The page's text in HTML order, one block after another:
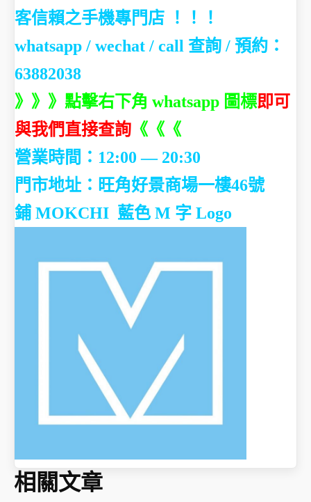
客信賴之手機專門店 ！！！
whatsapp / wechat / call 查詢 / 預約：
63882038
》》》點擊右下角 whatsapp 圖標即可
與我們直接查詢 《《《
營業時間：12:00 — 20:30
門市地址： 旺角好景商場一樓46號
鋪 MOKCHI 藍色 M 字 Logo
相關文章